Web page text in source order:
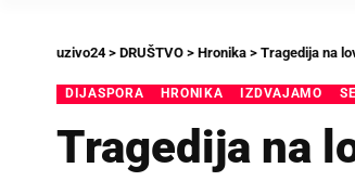
uzivo24> DRUŠTVO > Hronika > Tragedija na
DIJASPORA HRONIKA IZDVAJAMO
Tragedija na